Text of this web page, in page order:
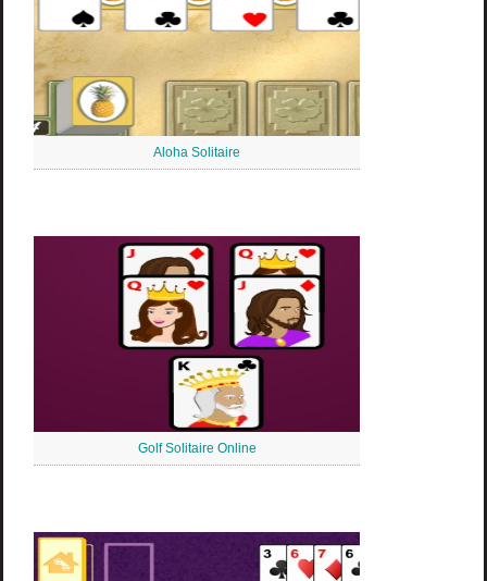
Aloha Solitaire
Golf Solitaire Online